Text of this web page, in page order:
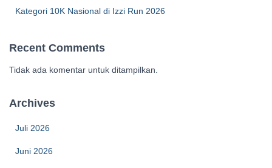
Kategori 10K Nasional di Izzi Run 2026
Recent Comments
Tidak ada komentar untuk ditampilkan.
Archives
Juli 2026
Juni 2026